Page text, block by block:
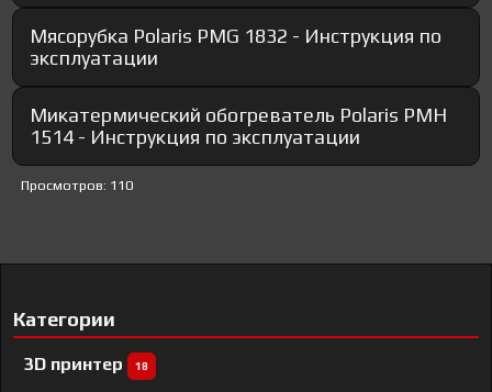
Мясорубка Polaris PMG 1832 - Инструкция по
эксплуатации
Микатермический обогреватель Polaris PMH
1514 - Инструкция по эксплуатации
Просмотров: 110
Категории
3D принтер 18